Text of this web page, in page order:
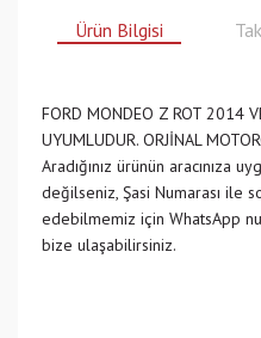
Ürün Bilgisi
FORD MONDEO Z ROT 2014
UYUMLUDUR. ORJİNAL
Aradığınız ürünün aracınıza
değilseniz, Şasi Numarası ile
edebilmemiz için WhatsApp
bize ulaşabilirsiniz.